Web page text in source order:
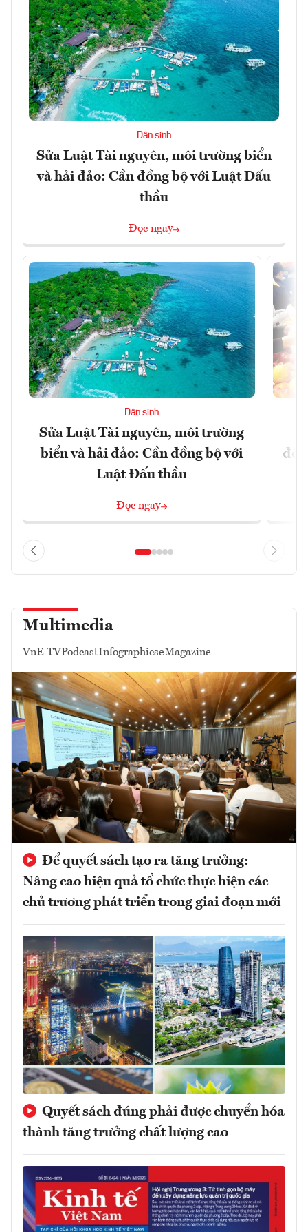
Dân sinh
Sửa Luật Tài nguyên, môi trường biển
và hải đảo: Cần đồng bộ với Luật Đấu
thầu
Đọc ngay
Dân sinh
Sửa Luật Tài nguyên, môi trường
biển và hải đảo: Cần đồng bộ với
Luật Đấu thầu
Đọc ngay
Multimedia
VnE TVPodcastInfographicseMagazine
Để quyết sách tạo ra tăng trưởng:
Nâng cao hiệu quả tổ chức thực hiện các
chủ trương phát triển trong giai đoạn mới
Quyết sách đúng phải được chuyển hóa
thành tăng trưởng chất lượng cao